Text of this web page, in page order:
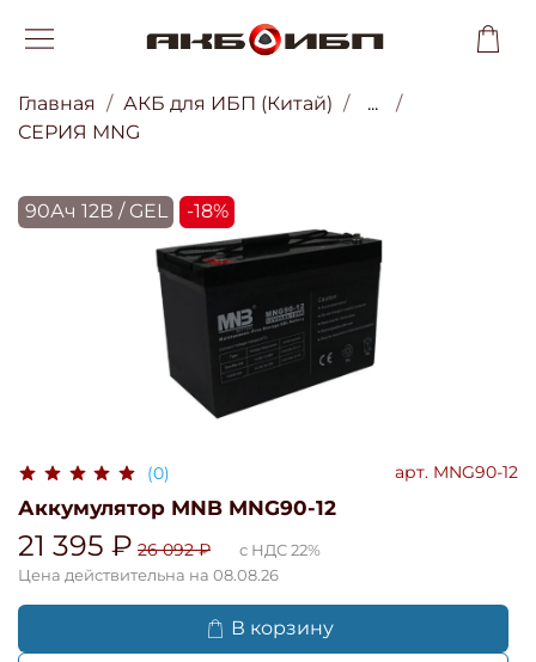
Главная АКБ для ИБП (Китай)
...
СЕРИЯ MNG
90Ач 12В / GEL -18%
(0) арт. MNG90-12
Аккумулятор MNB MNG90-12
21 395 ₽ 26 092 ₽
с НДС 22%
Цена действительна на 08.08.26
В корзину